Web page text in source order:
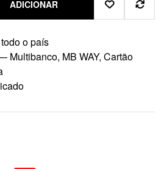
ADICIONAR
o país
Multibanco, MB WAY, Cartão